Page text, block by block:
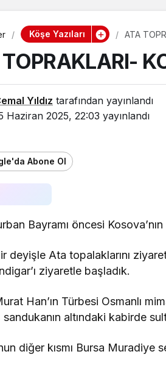
Köşe Yazıları ATA
Yıldız tarafından yayınlandı
Haziran 2025, 22:03 yayınlandı
Abone Ol
Bayramı öncesi
deyişle Ata topalaklarını
ziyaretle başladık.
Han’ın Türbesi Osmanlı
altındaki kabirde
diğer kısmı Bursa Muradiye